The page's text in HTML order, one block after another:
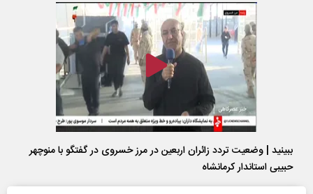
ببینید | وضعیت تردد زائران اربعین در مرز خسروی در گفتگو با منوچهر
حبیبی استاندار کرمانشاه